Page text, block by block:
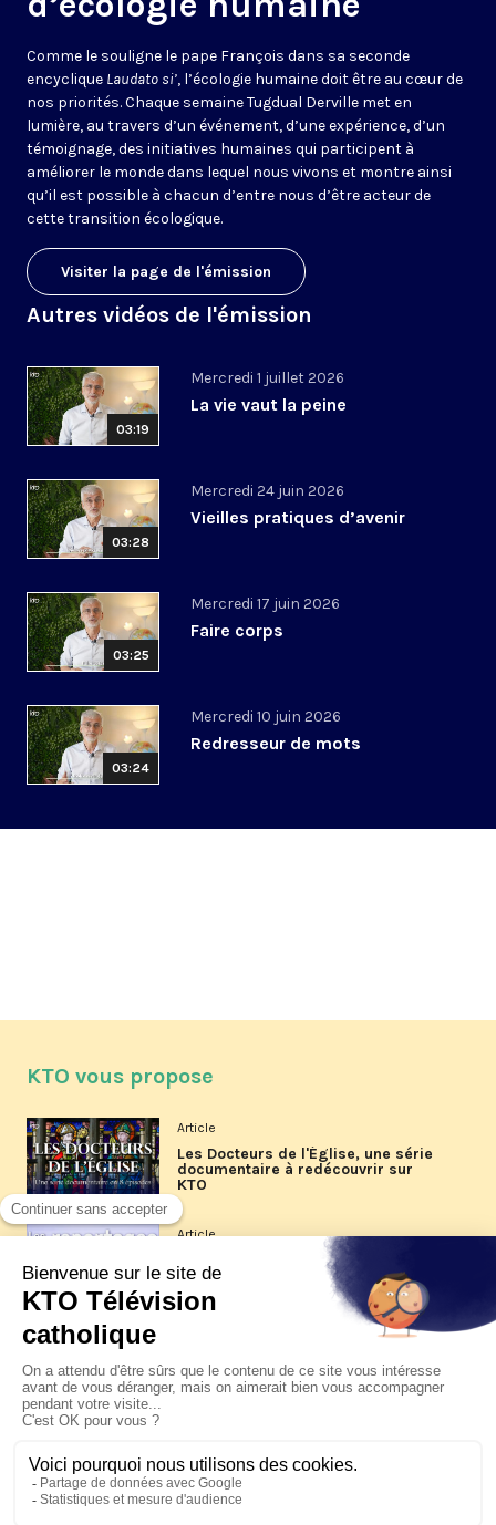
Comme le souligne le pape François dans sa seconde
encyclique Laudato si’, l’écologie humaine doit être au cœur de
nos priorités. Chaque semaine Tugdual Derville met en
lumière, au travers d’un événement, d’une expérience, d’un
témoignage, des initiatives humaines qui participent à
améliorer le monde dans lequel nous vivons et montre ainsi
qu’il est possible à chacun d’entre nous d’être acteur de
cette transition écologique.
Visiter la page de l'émission
Autres vidéos de l'émission
03:19
Mercredi 1 juillet 2026
La vie vaut la peine
03:28
Mercredi 24 juin 2026
Vieilles pratiques d’avenir
03:25
Mercredi 17 juin 2026
Faire corps
03:24
Mercredi 10 juin 2026
Redresseur de mots
KTO vous propose
Article
Les Docteurs de l'Église, une série
documentaire à redécouvrir sur
KTO
Article
Les reportages d'été 2026 de KTO
La visite pastorale du pape Léon
XIV à Assise à suivre sur KTO le
jeudi 6 août
Le pape en Uruguay, Argentine et
Pérou du 6 au 17 novembre 2026